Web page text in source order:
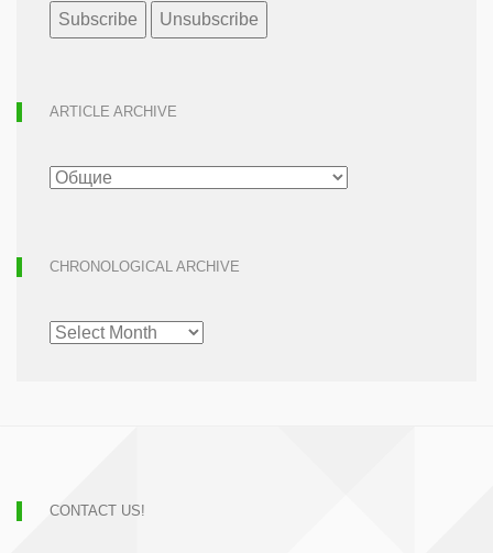
ARTICLE ARCHIVE
ARTICLE
ARCHIVE
CHRONOLOGICAL ARCHIVE
CHRONOLOGICAL
ARCHIVE
CONTACT US!